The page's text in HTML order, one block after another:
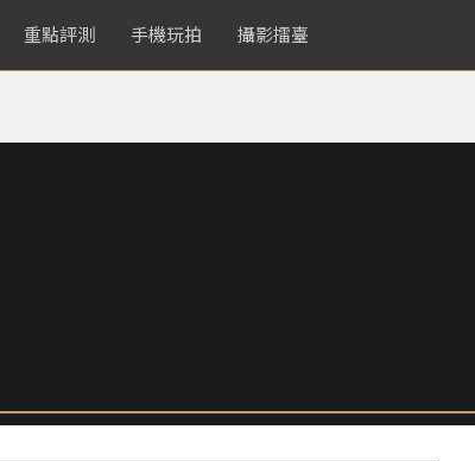
重點評測 手機玩拍 攝影擂臺